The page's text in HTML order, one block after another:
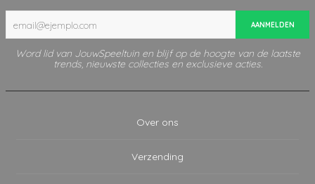
AANMELDEN
Word lid van JouwSpeeltuin en blijf op de hoogte van de laatste
trends, nieuwste collecties en exclusieve acties.
Over ons
Verzending